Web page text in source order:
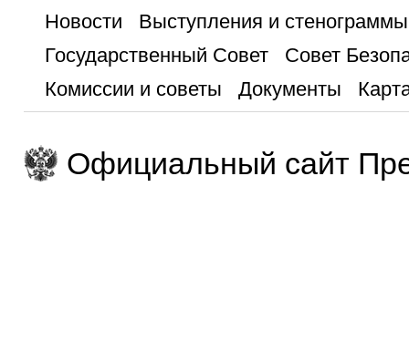
Новости
Выступления и стенограммы
Государственный Совет
Совет
Комиссии и советы
Документы
Официальный сайт